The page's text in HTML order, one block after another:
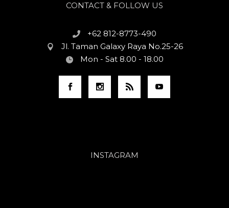
CONTACT & FOLLOW US
+62 812-8773-490
Jl. Taman Galaxy Raya No.25-26
Mon - Sat 8.00 - 18.00
INSTAGRAM